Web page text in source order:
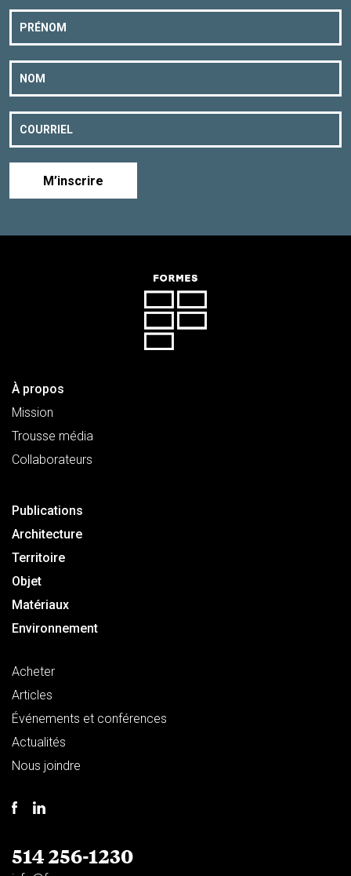
M’inscrire
À propos
Mission
Trousse média
Collaborateurs
Publications
Architecture
Territoire
Objet
Matériaux
Environnement
Acheter
Articles
Événements et conférences
Actualités
Nous joindre
514 256-1230